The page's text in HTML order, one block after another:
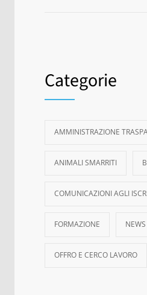
Categorie
AMMINISTRAZIONE
ANIMALI SMARRITI
COMUNICAZIONI AGLI
FORMAZIONE NEWS
OFFRO E CERCO LAVORO